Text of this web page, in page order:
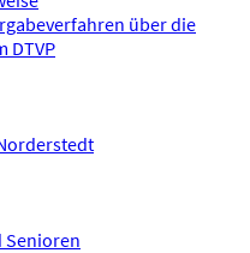
über die
DTVP